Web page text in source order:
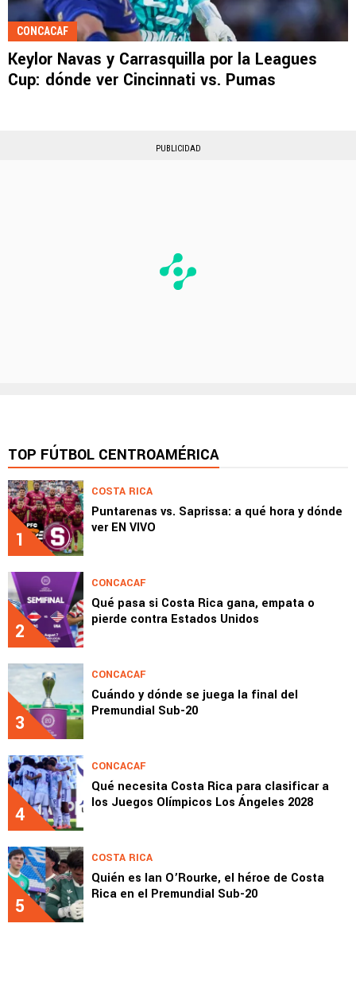
CONCACAF
Keylor Navas y Carrasquilla por la Leagues
Cup: dónde ver Cincinnati vs. Pumas
PUBLICIDAD
TOP FÚTBOL CENTROAMÉRICA
1
COSTA RICA
Puntarenas vs. Saprissa: a qué hora y dónde
ver EN VIVO
2
CONCACAF
Qué pasa si Costa Rica gana, empata o
pierde contra Estados Unidos
3
CONCACAF
Cuándo y dónde se juega la final del
Premundial Sub-20
4
CONCACAF
Qué necesita Costa Rica para clasificar a
los Juegos Olímpicos Los Ángeles 2028
5
COSTA RICA
Quién es Ian O’Rourke, el héroe de Costa
Rica en el Premundial Sub-20